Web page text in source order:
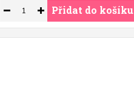
Přidat do košíku